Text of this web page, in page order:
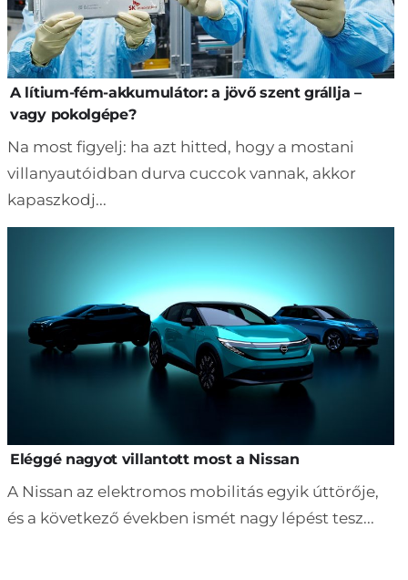
A lítium-fém-akkumulátor: a jövő szent grállja –
vagy pokolgépe?
Na most figyelj: ha azt hitted, hogy a mostani
villanyautóidban durva cuccok vannak, akkor
kapaszkodj...
Eléggé nagyot villantott most a Nissan
A Nissan az elektromos mobilitás egyik úttörője,
és a következő években ismét nagy lépést tesz...